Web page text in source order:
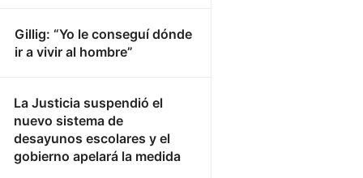
Gillig: “Yo le conseguí dónde
ir a vivir al hombre”
La Justicia suspendió el
nuevo sistema de
desayunos escolares y el
gobierno apelará la medida